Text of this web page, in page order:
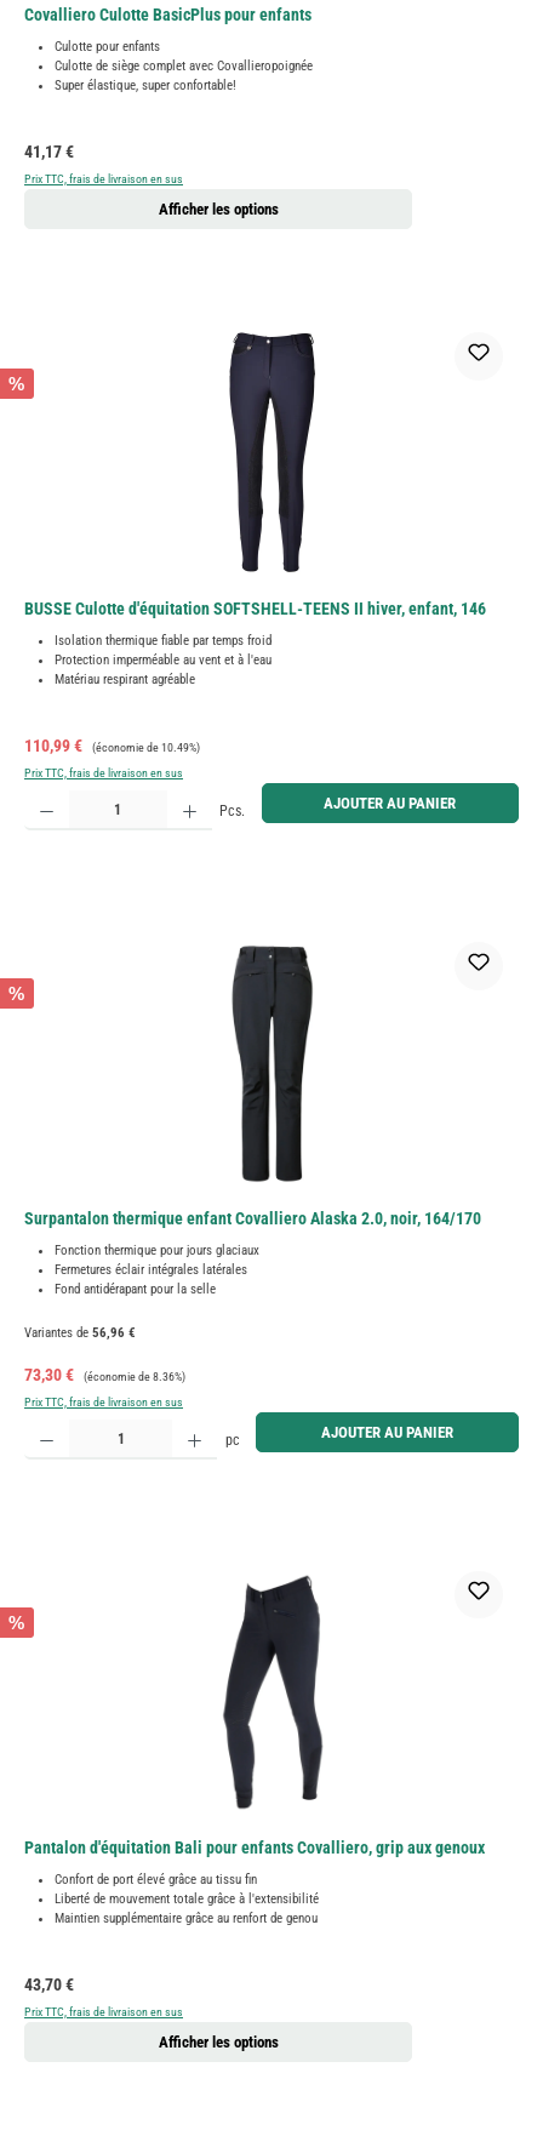
Covalliero Culotte BasicPlus pour enfants
Culotte pour enfants
Culotte de siège complet avec Covallieropoignée
Super élastique, super confortable!
Prix régulier :
41,17 €
Prix TTC, frais de livraison en sus
Afficher les options
%
BUSSE Culotte d'équitation SOFTSHELL-TEENS II hiver, enfant, 146
Isolation thermique fiable par temps froid
Protection imperméable au vent et à l'eau
Matériau respirant agréable
Prix de vente :
110,99 € Prix régulier :
(économie de 10.49%)
Prix TTC, frais de livraison en sus
Quantité de produit : Entrez la quantité souhaitée ou utilisez les boutons pour augmenter ou
Pcs. AJOUTER AU PANIER
%
Surpantalon thermique enfant Covalliero Alaska 2.0, noir, 164/170
Fonction thermique pour jours glaciaux
Fermetures éclair intégrales latérales
Fond antidérapant pour la selle
Variantes de 56,96 €
Prix de vente :
73,30 € Prix régulier :
(économie de 8.36%)
Prix TTC, frais de livraison en sus
Quantité de produit : Entrez la quantité souhaitée ou utilisez les boutons pour augmenter ou
pc AJOUTER AU PANIER
%
Pantalon d'équitation Bali pour enfants Covalliero, grip aux genoux
Confort de port élevé grâce au tissu fin
Liberté de mouvement totale grâce à l'extensibilité
Maintien supplémentaire grâce au renfort de genou
Prix régulier :
43,70 €
Prix TTC, frais de livraison en sus
Afficher les options